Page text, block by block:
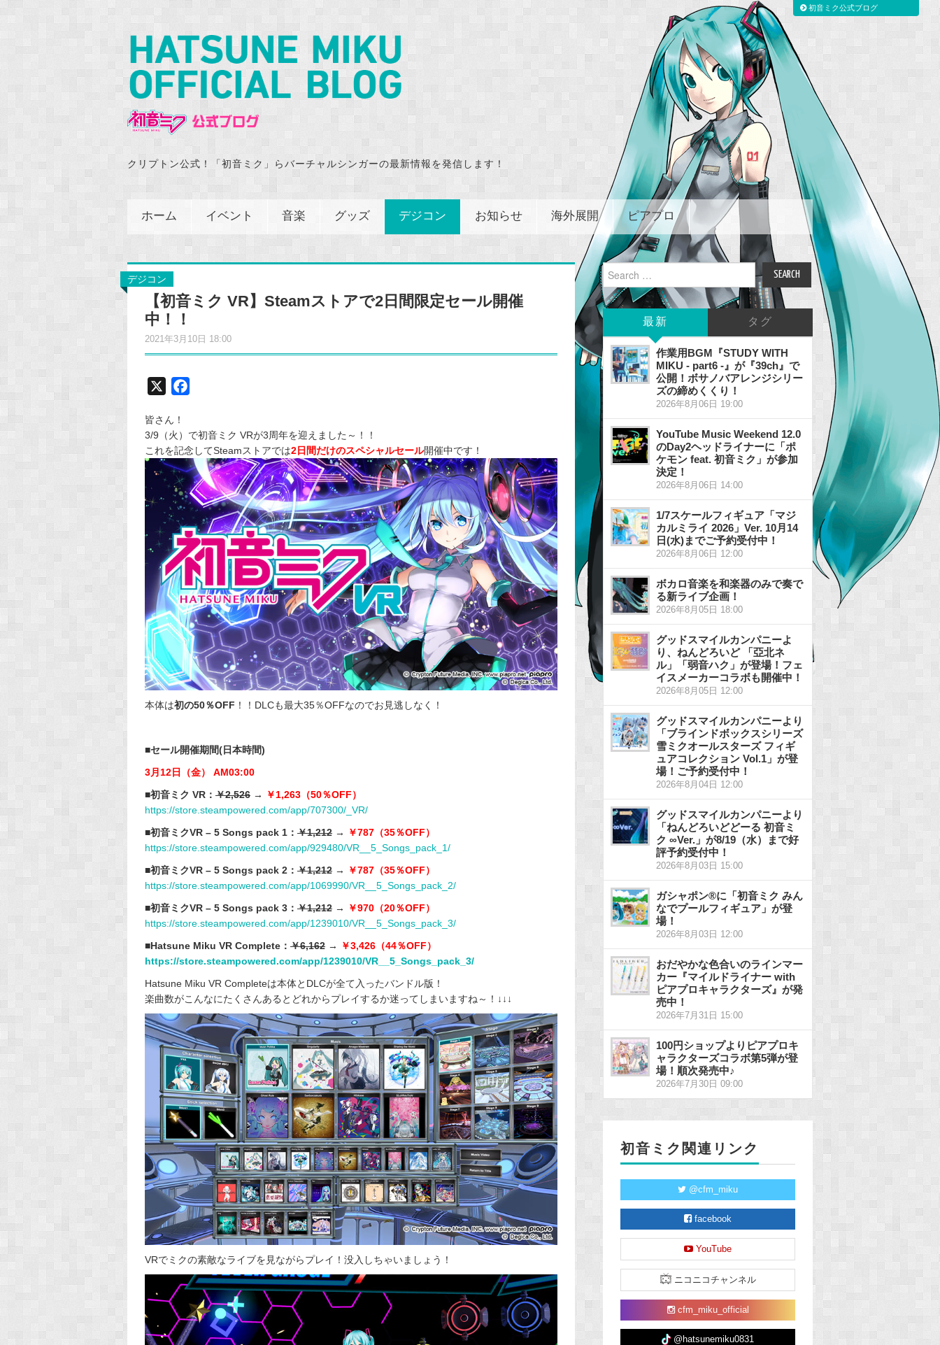
クリプトン公式！「初音ミク」らバーチャルシンガーの最新情報を発信します！
ホーム イベント 音楽 グッズ デジコン お知らせ 海外展開 ピアプロ
デジコン
【初音ミク VR】Steamストアで2日間限定セール開催
中！！
2021年3月10日 18:00
e
b
o
o
k
皆さん！
3/9（火）で初音ミク VRが3周年を迎えました～！！
これを記念してSteamストアでは2日間だけのスペシャルセール開催中です！
本体は初の50％OFF ！！DLCも最大35％OFFなのでお見逃しなく！
■セール開催期間(日本時間)
3月12日（金） AM03:00
■初音ミク VR： ￥2,526 →
￥1,263（50％OFF）
https://store.steampowered.com/app/707300/_VR/
■初音ミクVR – 5 Songs pack 1： ￥1,212 →
￥787（35％OFF）
https://store.steampowered.com/app/929480/VR__5_Songs_pack_1/
■初音ミクVR – 5 Songs pack 2： ￥1,212 →
￥787（35％OFF）
https://store.steampowered.com/app/1069990/VR__5_Songs_pack_2/
■初音ミクVR – 5 Songs pack 3： ￥1,212 →
￥970（20％OFF）
https://store.steampowered.com/app/1239010/VR__5_Songs_pack_3/
■Hatsune Miku VR Complete： ￥6,162 →
￥3,426（44％OFF）
https://store.steampowered.com/app/1239010/VR__5_Songs_pack_3/
Hatsune Miku VR Completeは本体とDLCが全て入ったバンドル版！
楽曲数がこんなにたくさんあるとどれからプレイするか迷ってしまいますね～！↓↓↓
VRでミクの素敵なライブを見ながらプレイ！没入しちゃいましょう！
Search
for:
最新 タグ
作業用BGM『STUDY WITH
MIKU - part6 -』が『39ch』で
公開！ボサノバアレンジシリー
ズの締めくくり！
2026年8月06日 19:00
YouTube Music Weekend 12.0
のDay2ヘッドライナーに「ポ
ケモン feat. 初音ミク」が参加
決定！
2026年8月06日 14:00
1/7スケールフィギュア「マジ
カルミライ 2026」Ver. 10月14
日(水)までご予約受付中！
2026年8月06日 12:00
ボカロ音楽を和楽器のみで奏で
る新ライブ企画！
2026年8月05日 18:00
グッドスマイルカンパニーよ
り、ねんどろいど 「亞北ネ
ル」「弱音ハク」が登場！フェ
イスメーカーコラボも開催中！
2026年8月05日 12:00
グッドスマイルカンパニーより
「ブラインドボックスシリーズ
雪ミクオールスターズ フィギ
ュアコレクション Vol.1」が登
場！ご予約受付中！
2026年8月04日 12:00
グッドスマイルカンパニーより
「ねんどろいどどーる 初音ミ
ク ∞Ver.」が8/19（水）まで好
評予約受付中！
2026年8月03日 15:00
ガシャポン®に「初音ミク みん
なでプールフィギュア」が登
場！
2026年8月03日 12:00
おだやかな色合いのラインマー
カー『マイルドライナー with
ピアプロキャラクターズ』が発
売中！
2026年7月31日 15:00
100円ショップよりピアプロキ
ャラクターズコラボ第5弾が登
場！順次発売中♪
2026年7月30日 09:00
初音ミク関連リンク
@cfm_miku
facebook
YouTube
ニコニコチャンネル
cfm_miku_official
@hatsunemiku0831
初音ミク公式ブログ